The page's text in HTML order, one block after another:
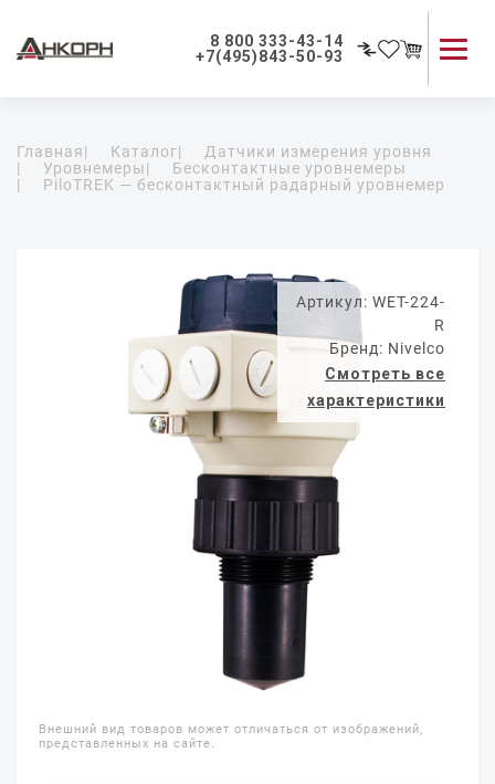
8 800 333-43-14
+7(495)843-50-93
Применение приборов
Как мы работаем
Главная| Каталог|
Датчики измерения уровня
|
Уровнемеры|
Бесконтактные уровнемеры
|
PiloTREK — бесконтактный радарный уровнемер
Артикул: WET-224-
R
Бренд: Nivelco
Смотреть все
характеристики
Внешний вид товаров может отличаться от изображений,
представленных на сайте.